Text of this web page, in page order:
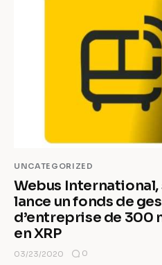
UNCATEGORIZED
Webus
lance un fonds de
d’entreprise de 300
en XRP
03/23/2020 0